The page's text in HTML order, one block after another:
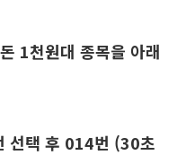
1천원대 종목을 아래
택 후 014번 (30초